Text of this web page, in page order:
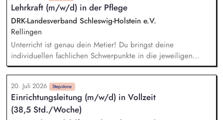
Personalplanung und wirtschaftliche Steuerung
Zusammenarbeit mit Jugendämtern, Kostenträgern und
Netzwerkpartnern Repräsentation des Fachgebietes nach
innen und außen
Lehrkraft (m/w/d) in der Pflege
DRK-Landesverband Schleswig-Holstein e.V.
Rellingen
Unterricht ist genau dein Metier! Du bringst deine
individuellen fachlichen Schwerpunkte in die jeweiligen
Kompetenzbereiche ein und gestaltest dafür sowohl
theoretische als auch praktische Unterrichtseinheiten (bei
einem wöchentlichen Stundendeputat von 22 UE bei Vollzeit)
Optional: Sozialpädagogische Begleitung und Beratung von
Auszubildenden und Unterstützung bei persönlichen,
20. Juli 2026 Stepstone
Einrichtungsleitung (m/w/d) in Vollzeit
(38,5 Std./Woche)